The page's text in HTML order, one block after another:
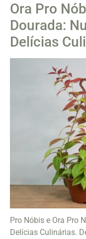
Ora Pro
Dourada:
Delícias
Pro Nóbis e Ora Pro
Delícias Culinárias.